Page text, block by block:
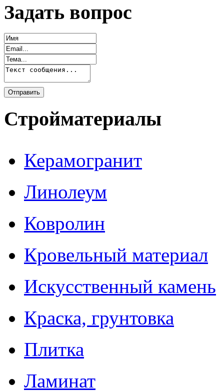
Задать вопрос
Стройматериалы
Керамогранит
Линолеум
Ковролин
Кровельный материал
Искусственный камень
Краска, грунтовка
Плитка
Ламинат